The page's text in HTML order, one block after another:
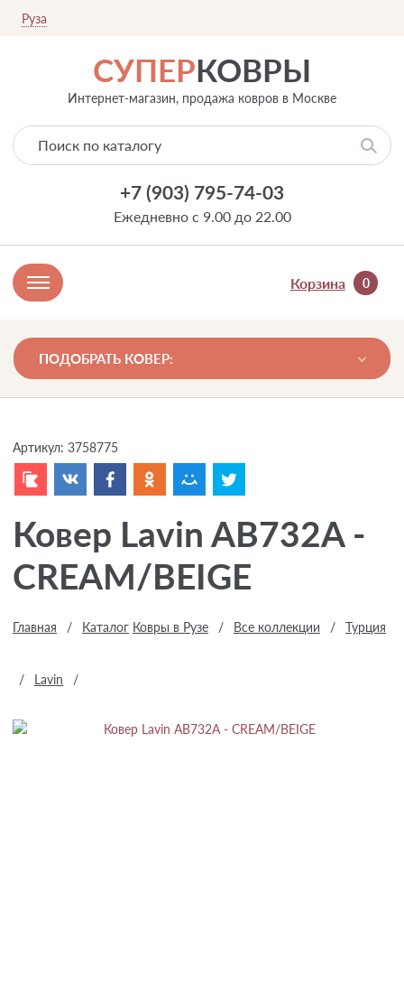
Руза
СУПЕРКОВРЫ
Интернет-магазин, продажа ковров в Москве
+7 (903) 795-74-03
Ежедневно с 9.00 до 22.00
Корзина 0
ПОДОБРАТЬ КОВЕР:
Артикул: 3758775
Ковер Lavin AB732A -
CREAM/BEIGE
Главная / Каталог Ковры в Рузе / Все коллекции / Турция
/ Lavin /